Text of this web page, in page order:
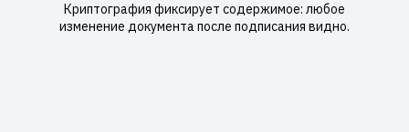
Криптография фиксирует содержимое: любое
изменение документа после подписания видно.